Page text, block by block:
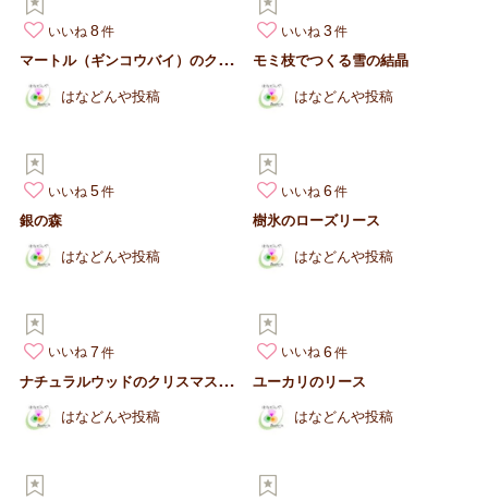
いいね 8
マ
ートル（ギンコウバイ）のクリスマスツリー
はなどんや投稿
いいね 3
モミ枝でつくる雪の結晶
はなどんや投稿
いいね 5
銀の森
はなどんや投稿
いいね 6
樹氷のローズリース
はなどんや投稿
いいね 7
ナ
チュラルウッドのクリスマスリース
はなどんや投稿
いいね 6
ユーカリのリース
はなどんや投稿